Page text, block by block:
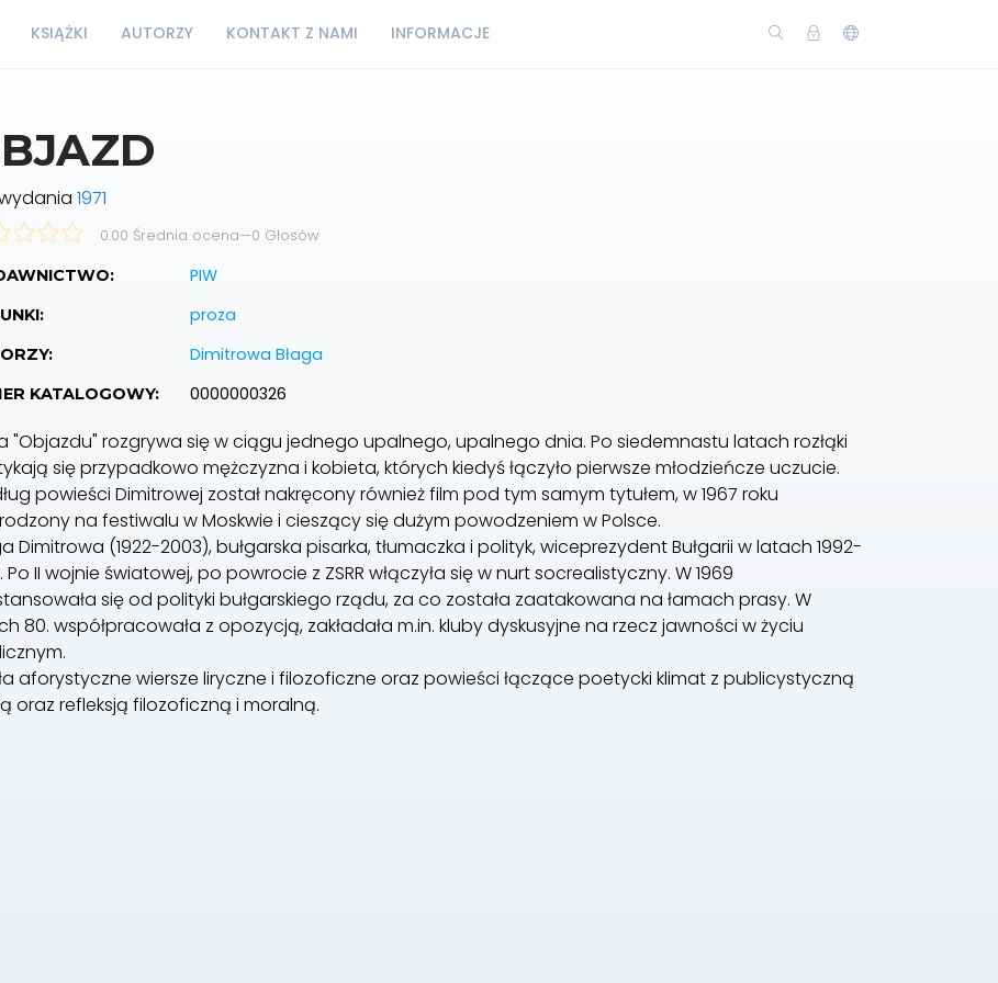
KSIĄŻKI AUTORZY KONTAKT Z NAMI INFORMACJE
1971
0.00 Średnia ocena—0 Głosów
PIW
proza
Dimitrowa Błaga
KATALOGOWY: 0000000326
"Objazdu" rozgrywa się w ciągu jednego upalnego, upalnego dnia. Po siedemnastu latach rozłąki
się przypadkowo mężczyzna i kobieta, których kiedyś łączyło pierwsze młodzieńcze uczucie.
powieści Dimitrowej został nakręcony również film pod tym samym tytułem, w 1967 roku
na festiwalu w Moskwie i cieszący się dużym powodzeniem w Polsce.
Dimitrowa (1922-2003), bułgarska pisarka, tłumaczka i polityk, wiceprezydent Bułgarii w latach 1992-
Po II wojnie światowej, po powrocie z ZSRR włączyła się w nurt socrealistyczny. W 1969
się od polityki bułgarskiego rządu, za co została zaatakowana na łamach prasy. W
80. współpracowała z opozycją, zakładała m.in. kluby dyskusyjne na rzecz jawności w życiu
aforystyczne wiersze liryczne i filozoficzne oraz powieści łączące poetycki klimat z publicystyczną
oraz refleksją filozoficzną i moralną.